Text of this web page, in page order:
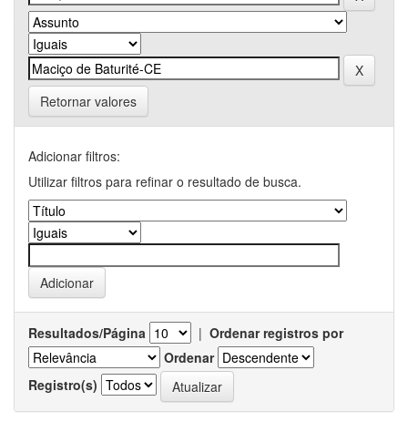
Retornar valores
Adicionar filtros:
Utilizar filtros para refinar o resultado de busca.
Resultados/Página | Ordenar registros por
Ordenar
Registro(s)